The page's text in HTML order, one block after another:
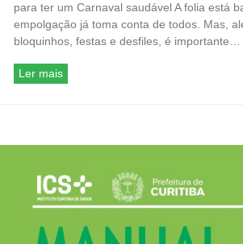
para ter um Carnaval saudável A folia está
empolgação já toma conta de todos. Mas,
bloquinhos, festas e desfiles, é importante…
Ler mais